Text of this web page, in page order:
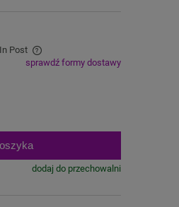
Post
sprawdź formy dostawy
dodaj do przechowalni